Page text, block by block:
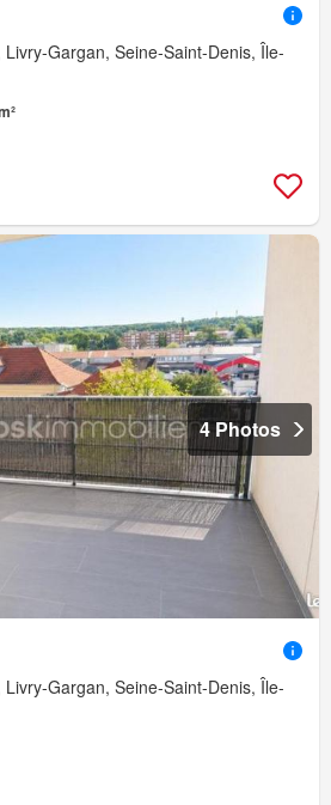
Gargan, Seine-Saint-Denis, Île-
4 Photos
Gargan, Seine-Saint-Denis, Île-